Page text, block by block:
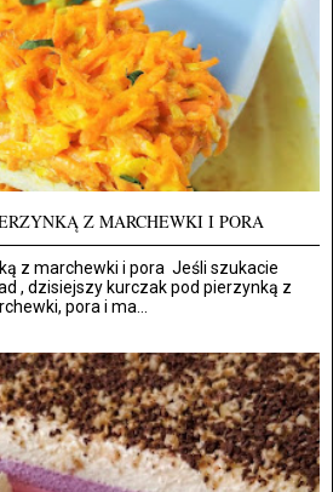
Z MARCHEWKI I PORA
z marchewki i pora Jeśli szukacie
, dzisiejszy kurczak pod pierzynką z
pora i ma...